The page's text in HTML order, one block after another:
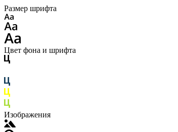
Размер шрифта
Цвет фона и шрифта
Изображения